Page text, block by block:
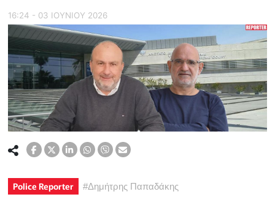
16:24 - 03 ΙΟΥΝΙΟΥ 2026
Police Reporter #Δημήτρης Παπαδάκης